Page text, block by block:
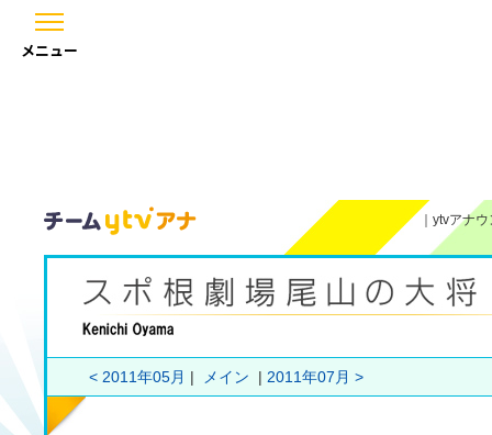
メニュー
ytvアナ
< 2011年05月 メイン 2011年07月 >